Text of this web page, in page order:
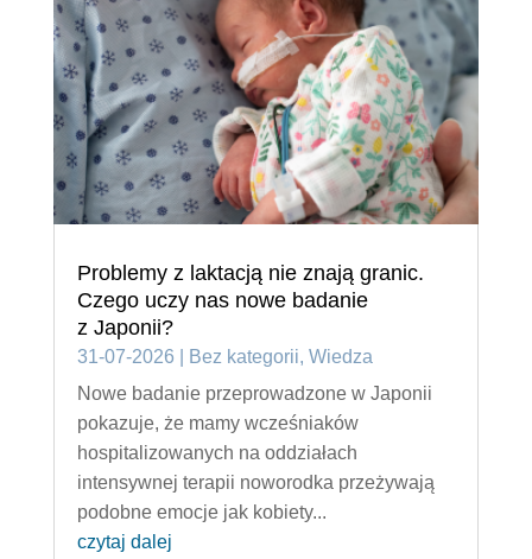
Problemy z laktacją nie znają granic.
Czego uczy nas nowe badanie
z Japonii?
31-07-2026 Bez kategorii, Wiedza
Nowe badanie przeprowadzone w Japonii
pokazuje, że mamy wcześniaków
hospitalizowanych na oddziałach
intensywnej terapii noworodka przeżywają
podobne emocje jak kobiety...
czytaj dalej